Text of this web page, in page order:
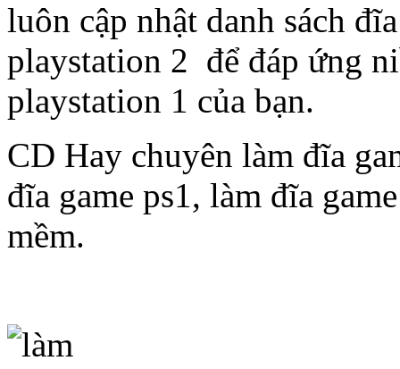
luôn cập nhật danh sách
playstation 2 để đáp ứng
playstation 1 của bạn.
CD Hay chuyên làm đĩa
đĩa game ps1, làm đĩa
mềm.